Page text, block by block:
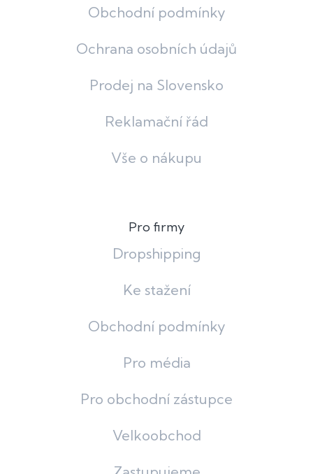
Obchodní podmínky
Ochrana osobních údajů
Prodej na Slovensko
Reklamační řád
Vše o nákupu
Pro firmy
Dropshipping
Ke stažení
Obchodní podmínky
Pro média
Pro obchodní zástupce
Velkoobchod